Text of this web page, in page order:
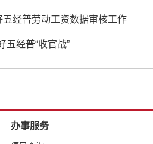
五经普劳动工资数据审核工作
五经普“收官战”
办事服务